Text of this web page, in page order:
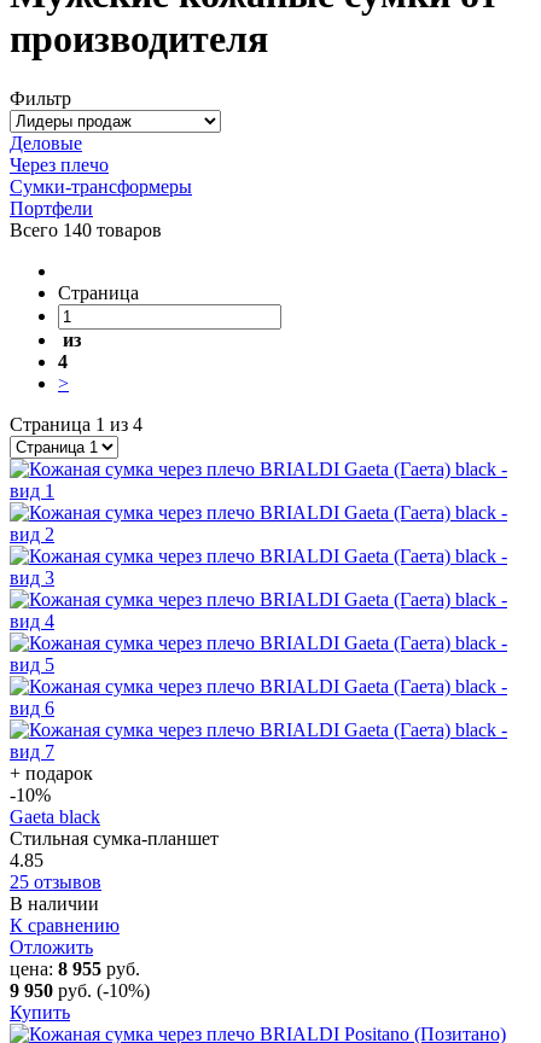
производителя
Фильтр
Деловые
Через плечо
Сумки-трансформеры
Портфели
Всего 140 товаров
Страница
из
4
>
Страница 1 из 4
+ подарок
-10%
Gaeta black
Стильная сумка-планшет
4.85
25 отзывов
В наличии
К сравнению
Отложить
цена: 8 955 руб.
9 950 руб. (-10%)
Купить